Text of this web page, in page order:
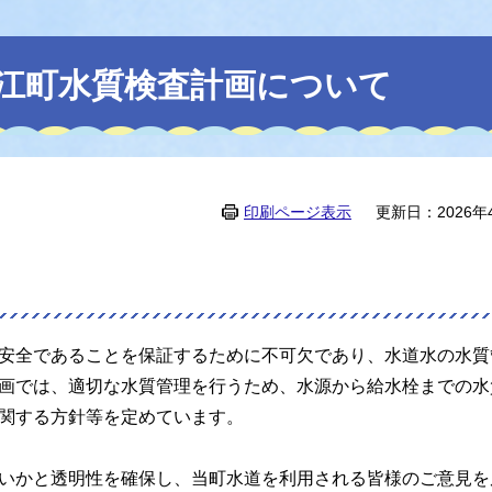
町水質検査計画について
印刷ページ表示 更新日：2026年
であることを保証するために不可欠であり、水道水の水
では、適切な水質管理を行うため、水源から給水栓までの
する方針等を定めています。
と透明性を確保し、当町水道を利用される皆様のご意見